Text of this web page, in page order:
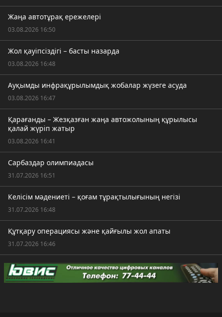
Жаңа автотұрақ ережелері
03.08.2026 16:50
Жол қауіпсіздігі – басты назарда
03.08.2026 16:48
Ауқымды инфрақұрылымдық жобалар жүзеге асуда
03.08.2026 16:47
Қарағанды – Жезқазған жаңа автожолының құрылысы
қалай жүріп жатыр
03.08.2026 16:41
Сарбаздар олимпиадасы
31.07.2026 16:51
Келісім мәдениеті – қоғам тұрақтылығының негізі
31.07.2026 16:48
Құтқару операциясы және қайғылы жол апаты
31.07.2026 16:46